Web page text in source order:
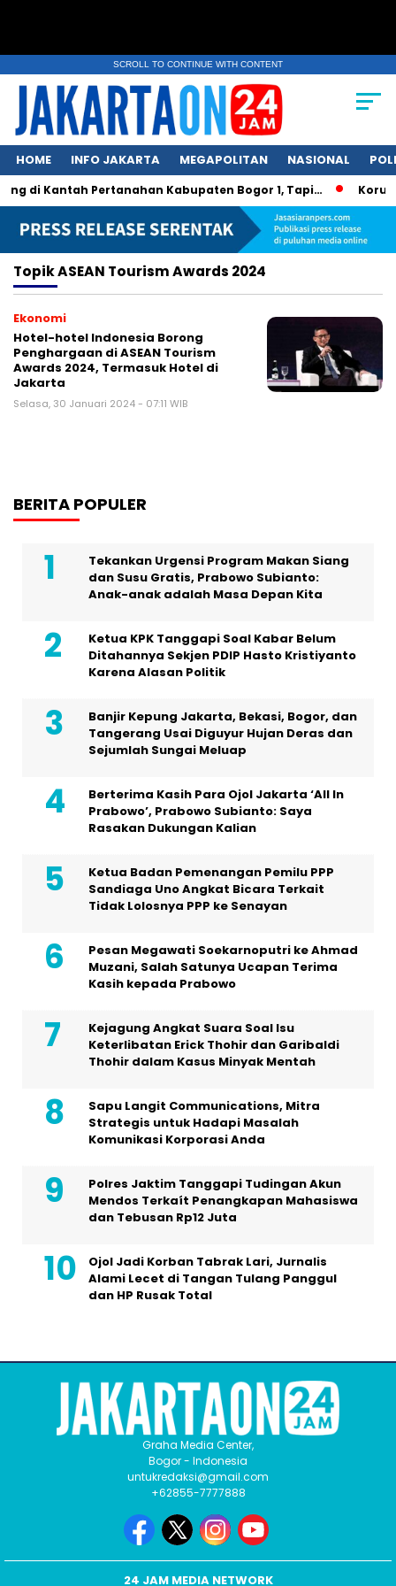
SCROLL TO CONTINUE WITH CONTENT
HOME INFO JAKARTA MEGAPOLITAN NASIONAL
di Kantah Pertanahan Kabupaten Bogor 1, Tapi…
TopikASEAN Tourism Awards 2024
Ekonomi
Hotel-hotel Indonesia Borong
Penghargaan di ASEAN Tourism
Awards 2024, Termasuk Hotel di
Jakarta
Selasa, 30 Januari 2024 - 07:11 WIB
BERITA POPULER
Tekankan Urgensi Program Makan Siang
dan Susu Gratis, Prabowo Subianto:
Anak-anak adalah Masa Depan Kita
Ketua KPK Tanggapi Soal Kabar Belum
Ditahannya Sekjen PDIP Hasto Kristiyanto
Karena Alasan Politik
Banjir Kepung Jakarta, Bekasi, Bogor, dan
Tangerang Usai Diguyur Hujan Deras dan
Sejumlah Sungai Meluap
Berterima Kasih Para Ojol Jakarta ‘All In
Prabowo’, Prabowo Subianto: Saya
Rasakan Dukungan Kalian
Ketua Badan Pemenangan Pemilu PPP
Sandiaga Uno Angkat Bicara Terkait
Tidak Lolosnya PPP ke Senayan
Pesan Megawati Soekarnoputri ke Ahmad
Muzani, Salah Satunya Ucapan Terima
Kasih kepada Prabowo
Kejagung Angkat Suara Soal Isu
Keterlibatan Erick Thohir dan Garibaldi
Thohir dalam Kasus Minyak Mentah
Sapu Langit Communications, Mitra
Strategis untuk Hadapi Masalah
Komunikasi Korporasi Anda
Polres Jaktim Tanggapi Tudingan Akun
Mendos Terkaít Penangkapan Mahasiswa
dan Tebusan Rp12 Juta
Ojol Jadi Korban Tabrak Lari, Jurnalis
Alami Lecet di Tangan Tulang Panggul
dan HP Rusak Total
Graha Media Center,
Bogor - Indonesia
untukredaksi@gmail.com
+62855-7777888
24 JAM MEDIA NETWORK